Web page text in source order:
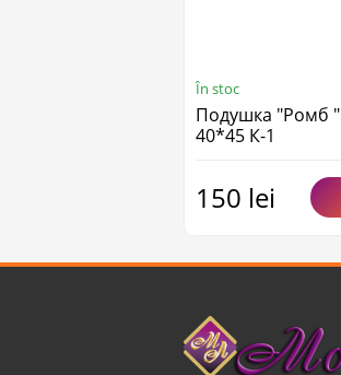
În stoc
Подушка "Ромб "
40*45 К-1
150 lei